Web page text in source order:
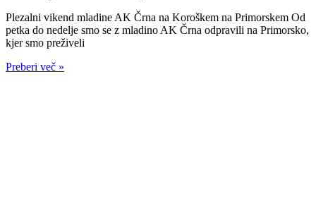
Plezalni vikend mladine AK Črna na Koroškem na Primorskem Od
petka do nedelje smo se z mladino AK Črna odpravili na Primorsko,
kjer smo preživeli
Preberi več »